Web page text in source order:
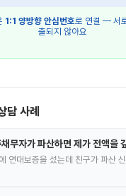
1:1 양방향 안심번호로 연결 — 서
출되지 않아요
담 사례
무자가 파산하면 제가 전액을
연대보증을 섰는데 친구가 파산